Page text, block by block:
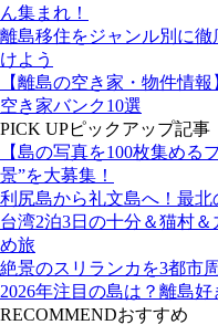
ん集まれ！
離島移住をジャンル別に
けよう
【離島の空き家・物件情
空き家バンク10選
PICK UPピックアップ記事
【島の写真を100枚集める
景”を大募集！
利尻島から礼文島へ！最
台湾2泊3日の十分＆猫村
め旅
絶景のスリランカを3都市
2026年注目の島は？離島
RECOMMENDおすすめ